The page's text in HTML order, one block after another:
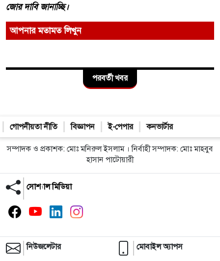
জোর দাবি জানাচ্ছি।
আপনার মতামত লিখুন
মোঃ রাসেল আহমেদ মদন (নেত্রকোনা) প্রতিনিধি
প্রকাশ : বৃহস্পতিবার, ০৬ আগস্ট ২০২৬
মদনে জুলাই গণঅভ্যুত্থান দিবস পালিত,
গণতান্ত্রিক বাংলাদেশ গড়ার অঙ্গীকার
মদনে জুলাই গণঅভ্যুত্থান দিবস পালিত, গণতান্ত্রিক বাংলাদেশ গড়ার